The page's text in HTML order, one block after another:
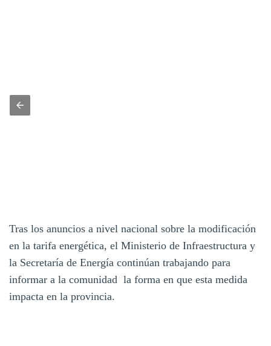
Tras los anuncios a nivel nacional sobre la modificación
en la tarifa energética, el Ministerio de Infraestructura y
la Secretaría de Energía continúan trabajando para
informar a la comunidad la forma en que esta medida
impacta en la provincia.